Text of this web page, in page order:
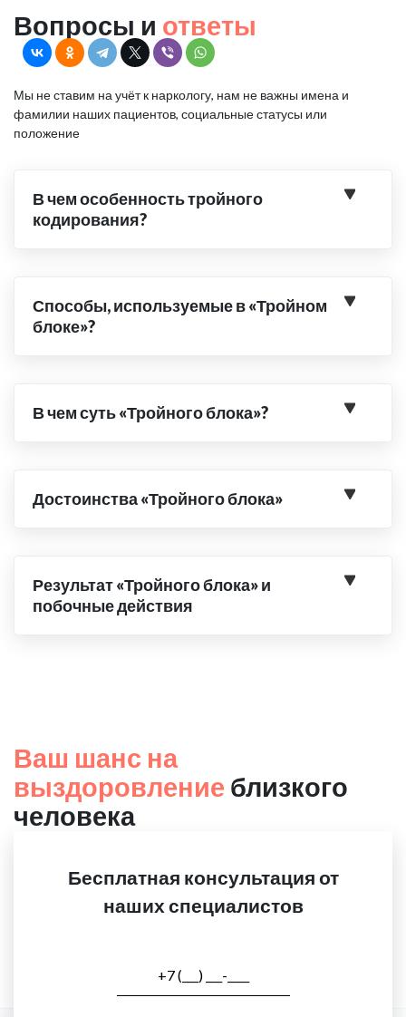
Вопросы и ответы
Мы не ставим на учёт к наркологу, нам не важны имена и
фамилии наших пациентов, социальные статусы или
положение
В чем особенность тройного
кодирования?
Способы, используемые в «Тройном
блоке»?
В чем суть «Тройного блока»?
Достоинства «Тройного блока»
Результат «Тройного блока» и
побочные действия
Ваш шанс на
выздоровление близкого
человека
Бесплатная консультация от
наших специалистов